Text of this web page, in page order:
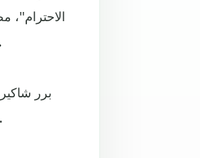
الاحترام"،
السياسة في كرة القدم إن كان داخل الملعب أو خارجه، ويجب أن نركز" على اللعبة.
برر
به هو